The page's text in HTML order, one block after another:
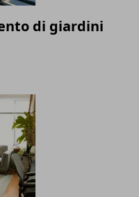
di giardini